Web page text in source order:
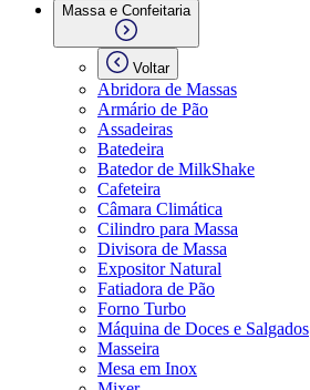
Massa e Confeitaria
Voltar
Abridora de Massas
Armário de Pão
Assadeiras
Batedeira
Batedor de MilkShake
Cafeteira
Câmara Climática
Cilindro para Massa
Divisora de Massa
Expositor Natural
Fatiadora de Pão
Forno Turbo
Máquina de Doces e Salgados
Masseira
Mesa em Inox